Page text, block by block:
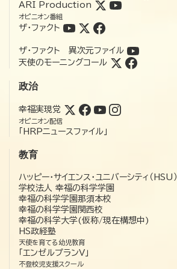
ARI Production
オピニオン番組
ザ・ファクト
ザ・ファクト 異次元ファイル
天使のモーニングコール
政治
幸福実現党
オピニオン配信
「HRPニュースファイル」
教育
ハッピー・サイエンス・ユニバーシティ（HSU）
学校法人 幸福の科学学園
幸福の科学学園那須本校
幸福の科学学園関西校
幸福の科学大学(仮称/現在構想中)
HS政経塾
天使を育てる幼児教育
「エンゼルプランV」
不登校児支援スクール